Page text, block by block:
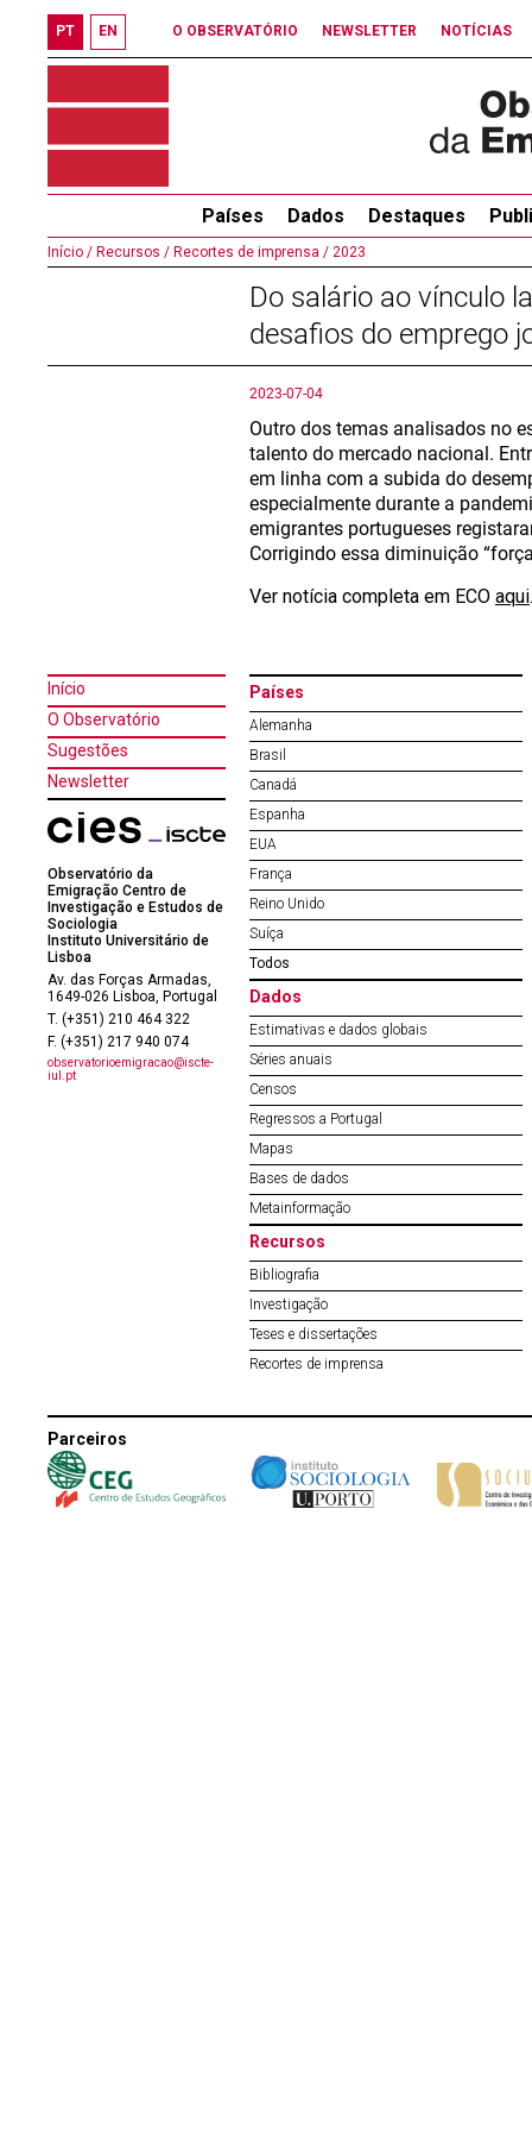
PT EN O OBSERVATÓRIO NEWSLETTER NOTÍCIAS
Países Dados Destaques
Início / Recursos / Recortes de imprensa / 2023
Do salário ao vínculo
desafios do emprego
2023-07-04
Outro dos temas analisados no
talento do mercado nacional.
em linha com a subida do
especialmente durante a
emigrantes portugueses
Corrigindo essa diminuição
Ver notícia completa em ECO aqui.
Início
O Observatório
Sugestões
Newsletter
Observatório da
Emigração Centro de
Investigação e Estudos de
Sociologia
Instituto Universitário de
Lisboa
Av. das Forças Armadas,
1649-026 Lisboa, Portugal
T. (+351) 210 464 322
F. (+351) 217 940 074
observatorioemigracao@iscte-
iul.pt
Países
Alemanha
Brasil
Canadá
Espanha
EUA
França
Reino Unido
Suíça
Todos
Dados
Estimativas e dados globais
Séries anuais
Censos
Regressos a Portugal
Mapas
Bases de dados
Metainformação
Recursos
Bibliografia
Investigação
Teses e dissertações
Recortes de imprensa
Parceiros